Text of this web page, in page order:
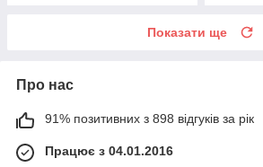
Показати ще
Про нас
91% позитивних з 898 відгуків за рік
Працює з 04.01.2016